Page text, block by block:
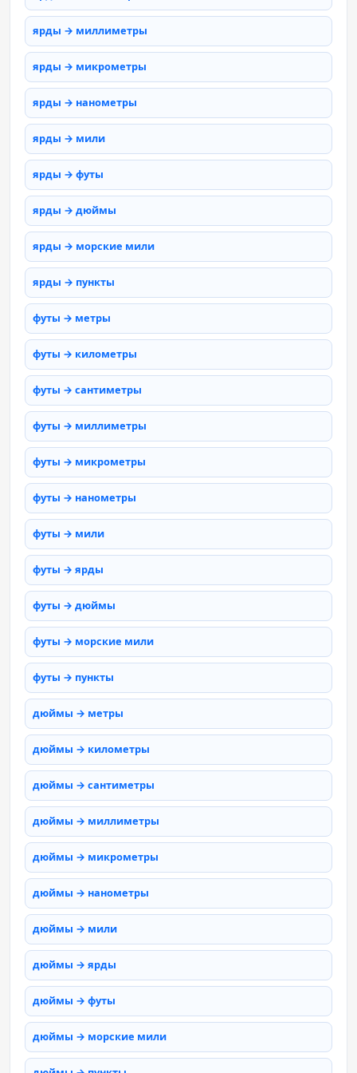
ярды → миллиметры
ярды → микрометры
ярды → нанометры
ярды → мили
ярды → футы
ярды → дюймы
ярды → морские мили
ярды → пункты
футы → метры
футы → километры
футы → сантиметры
футы → миллиметры
футы → микрометры
футы → нанометры
футы → мили
футы → ярды
футы → дюймы
футы → морские мили
футы → пункты
дюймы → метры
дюймы → километры
дюймы → сантиметры
дюймы → миллиметры
дюймы → микрометры
дюймы → нанометры
дюймы → мили
дюймы → ярды
дюймы → футы
дюймы → морские мили